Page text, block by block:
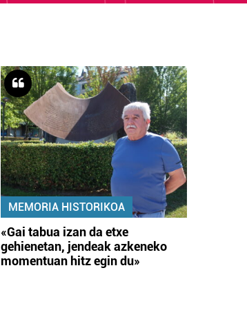
MEMORIA HISTORIKOA
«Gai tabua izan da etxe
gehienetan, jendeak azkeneko
momentuan hitz egin du»